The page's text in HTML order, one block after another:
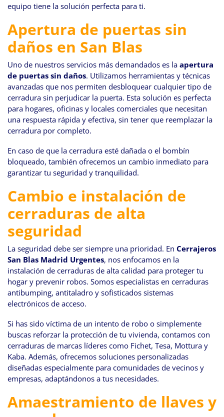
equipo tiene la solución perfecta para ti.
Apertura de puertas sin
daños en San Blas
Uno de nuestros servicios más demandados es la apertura
de puertas sin daños. Utilizamos herramientas y técnicas
avanzadas que nos permiten desbloquear cualquier tipo de
cerradura sin perjudicar la puerta. Esta solución es perfecta
para hogares, oficinas y locales comerciales que necesitan
una respuesta rápida y efectiva, sin tener que reemplazar la
cerradura por completo.
En caso de que la cerradura esté dañada o el bombín
bloqueado, también ofrecemos un cambio inmediato para
garantizar tu seguridad y tranquilidad.
Cambio e instalación de
cerraduras de alta
seguridad
La seguridad debe ser siempre una prioridad. En Cerrajeros
San Blas Madrid Urgentes, nos enfocamos en la
instalación de cerraduras de alta calidad para proteger tu
hogar y prevenir robos. Somos especialistas en cerraduras
antibumping, antitaladro y sofisticados sistemas
electrónicos de acceso.
Si has sido víctima de un intento de robo o simplemente
buscas reforzar la protección de tu vivienda, contamos con
cerraduras de marcas líderes como Fichet, Tesa, Mottura y
Kaba. Además, ofrecemos soluciones personalizadas
diseñadas especialmente para comunidades de vecinos y
empresas, adaptándonos a tus necesidades.
Amaestramiento de llaves y